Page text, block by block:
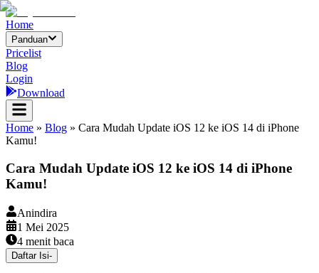
Home
Panduan
Pricelist
Blog
Login
Download
Home » Blog » Cara Mudah Update iOS 12 ke iOS 14 di iPhone
Kamu!
Cara Mudah Update iOS 12 ke iOS 14 di iPhone
Kamu!
Anindira
1 Mei 2025
4 menit baca
Daftar Isi-